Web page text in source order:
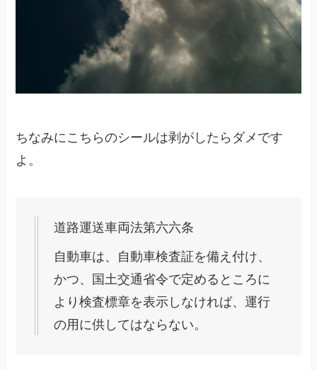
ちなみにこちらのシールは剥がしたらダメです
よ。
道路運送車両法第六六条
自動車は、自動車検査証を備え付け、
かつ、国土交通省令で定めるところに
より検査標章を表示しなければ、運行
の用に供してはならない。